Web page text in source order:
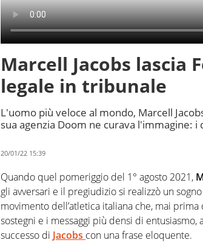
Marcell Jacobs lascia
legale in tribunale
L'uomo più veloce al mondo, Marcell
sua agenzia Doom ne curava l'immagine:
20/01/22 15:39
Quando quel pomeriggio del 1° agosto 2021,
gli avversari e il pregiudizio si realizzò un
movimento dell’atletica italiana che, mai prima
sostegni e i messaggi più densi di entusiasmo,
successo di Jacobs con una frase eloquente.